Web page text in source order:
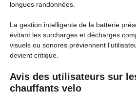
longues randonnées.
La gestion intelligente de la batterie
évitant les surcharges et décharges
visuels ou sonores préviennent
devient critique.
Avis des utilisateurs sur
chauffants velo